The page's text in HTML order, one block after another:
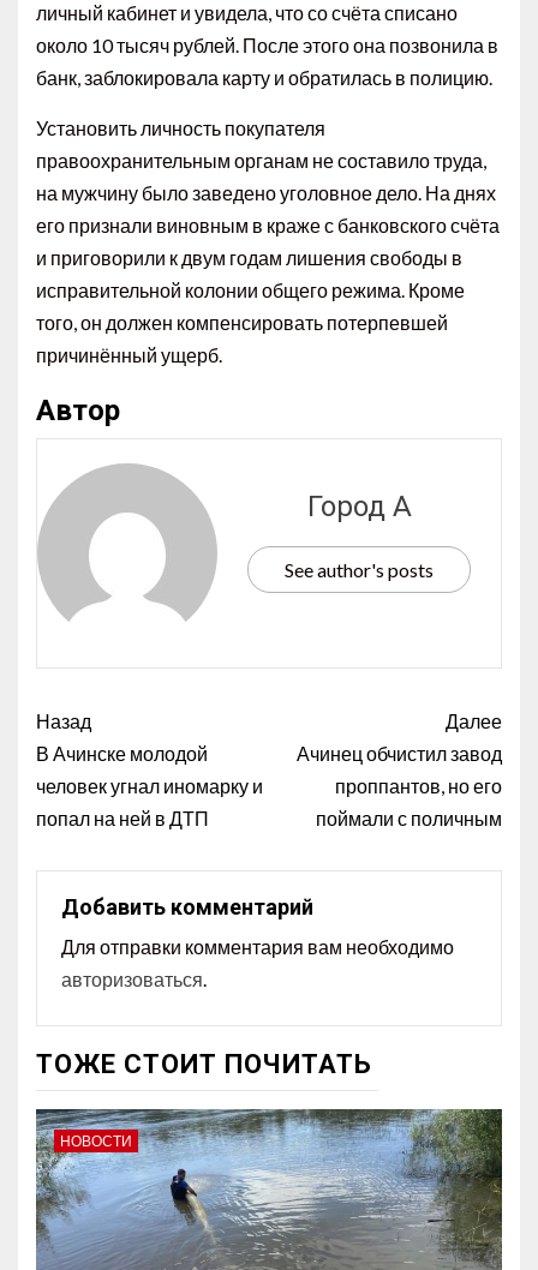
личный кабинет и увидела, что со счёта списано
около 10 тысяч рублей. После этого она позвонила в
банк, заблокировала карту и обратилась в полицию.
Установить личность покупателя
правоохранительным органам не составило труда,
на мужчину было заведено уголовное дело. На днях
его признали виновным в краже с банковского счёта
и приговорили к двум годам лишения свободы в
исправительной колонии общего режима. Кроме
того, он должен компенсировать потерпевшей
причинённый ущерб.
Автор
Город А
See author's posts
Назад
В Ачинске молодой
человек угнал иномарку и
попал на ней в ДТП
Далее
Ачинец обчистил завод
проппантов, но его
поймали с поличным
Добавить комментарий
Для отправки комментария вам необходимо
авторизоваться.
ТОЖЕ СТОИТ ПОЧИТАТЬ
НОВОСТИ